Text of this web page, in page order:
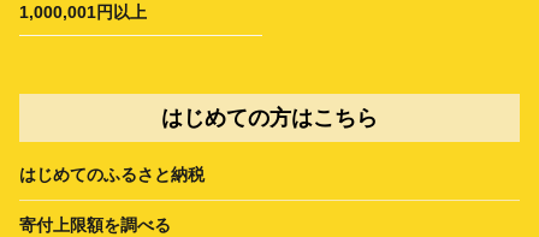
1,000,001円以上
はじめての方はこちら
はじめてのふるさと納税
寄付上限額を調べる